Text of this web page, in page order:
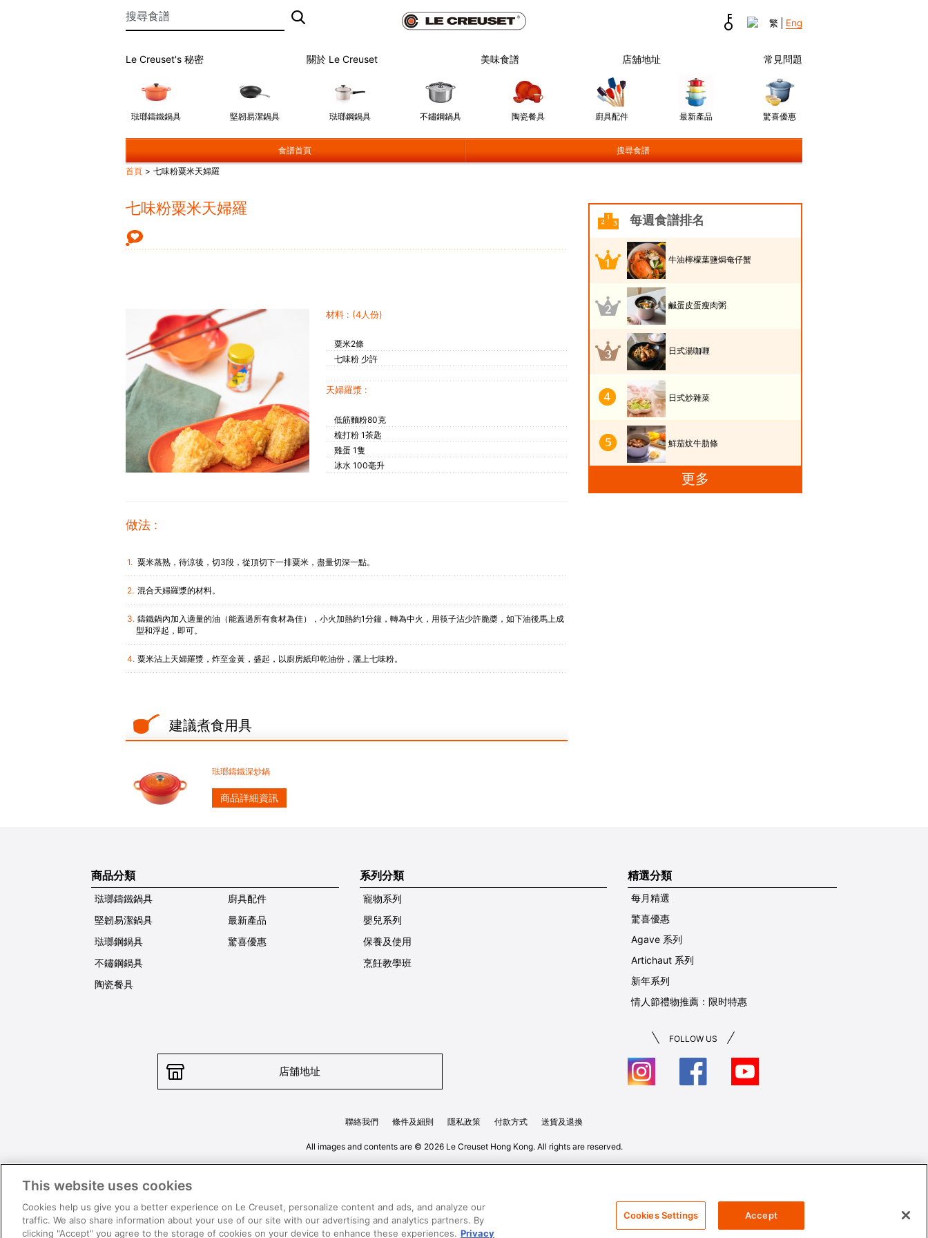
Le Creuset's 秘密 關於 Le Creuset 美味食譜 店舖地址 常見問題
琺瑯鑄鐵鍋具 堅韌易潔鍋具 琺瑯鋼鍋具 不鏽鋼鍋具 陶瓷餐具 廚具配件 最新產品 驚喜優惠
食譜首頁
搜尋食譜
首頁 > 七味粉粟米天婦羅
七味粉粟米天婦羅
材料 : (4人份)
粟米2條
七味粉 少許
天婦羅漿 :
低筋麵粉80克
梳打粉 1茶匙
雞蛋 1隻
冰水 100毫升
做法 :
粟米蒸熟，待涼後，切3段，從頂切下一排粟米，盡量切深一點。
混合天婦羅漿的材料。
鑄鐵鍋內加入適量的油（能蓋過所有食材為佳），小火加熱約1分鐘，轉為中火，用筷子沾少許脆槳，如下油後馬上成
型和浮起，即可。
粟米沾上天婦羅漿，炸至金黃，盛起，以廚房紙印乾油份，灑上七味粉。
建議煮食用具
琺瑯鑄鐵深炒鍋
商品詳細資訊
每週食譜排名
牛油檸檬葉鹽焗奄仔蟹
鹹蛋皮蛋瘦肉粥
日式湯咖喱
日式炒雜菜
鮮茄炆牛肋條
更多
商品分類
琺瑯鑄鐵鍋具
堅韌易潔鍋具
琺瑯鋼鍋具
不鏽鋼鍋具
陶瓷餐具
廚具配件
最新產品
驚喜優惠
系列分類
寵物系列
嬰兒系列
保養及使用
烹飪教學班
精選分類
每月精選
驚喜優惠
Agave 系列
Artichaut 系列
新年系列
情人節禮物推薦：限时特惠
店舖地址
FOLLOW US
聯絡我們 條件及細則 隱私政策 付款方式 送貨及退換
All images and contents are © 2026 Le Creuset Hong Kong. All rights are reserved.
This website uses cookies
Cookies help us give you a better experience on Le Creuset, personalize content and ads, and analyze our
traffic. We also share information about your use of our site with our advertising and analytics partners. By
clicking "Accept" you agree to the storage of cookies on your device to enhance these experiences. Privacy
Cookies Settings Accept